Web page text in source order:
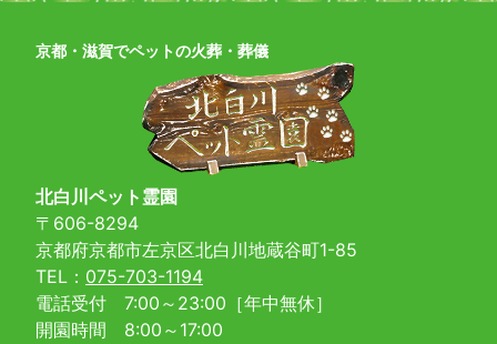
京都・滋賀でペットの火葬・葬儀
北白川ペット霊園
〒606-8294
京都府京都市左京区北白川地蔵谷町1-85
TEL： 075-703-1194
電話受付 7:00～23:00［年中無休］
開園時間 8:00～17:00